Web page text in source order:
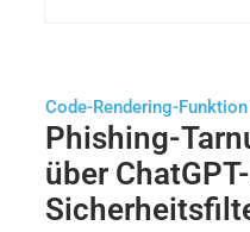
Code-Rendering-
Phishing-
über